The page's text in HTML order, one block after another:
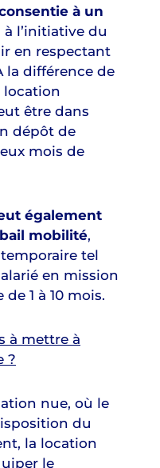
à un
l’initiative du
en respectant
la différence de
location
être dans
dépôt de
mois de
également
mobilité,
tel
en mission
1 à 10 mois.
à mettre à
?
nue, où le
du
la location
le